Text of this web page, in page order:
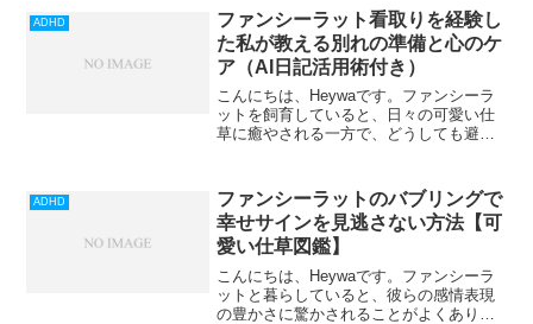
っと楽にならないかな…」と日々考えて
いました。この...
ADHD
ファンシーラット看取りを経験し
た私が教える別れの準備と心のケ
ア（AI日記活用術付き）
こんにちは、Heywaです。ファンシーラ
ットを飼育していると、日々の可愛い仕
草に癒やされる一方で、どうしても避け
は一般的に2〜3年と言われており、犬や
猫と比べるとあっと...
ADHD
ファンシーラットのバブリングで
幸せサインを見逃さない方法【可
愛い仕草図鑑】
こんにちは、Heywaです。ファンシーラ
ットと暮らしていると、彼らの感情表現
の豊かさに驚かされることがよくありま